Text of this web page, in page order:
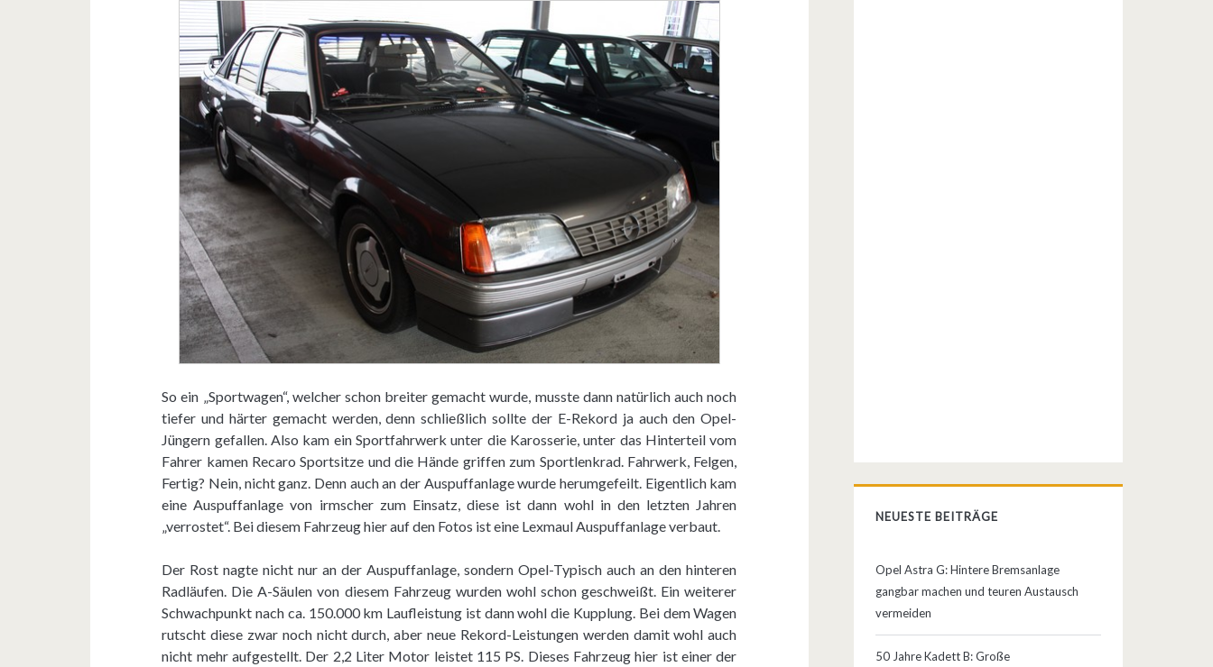
So ein „Sportwagen“, welcher schon breiter gemacht wurde, musste dann natürlich auch noch
tiefer und härter gemacht werden, denn schließlich sollte der E-Rekord ja auch den Opel-
Jüngern gefallen. Also kam ein Sportfahrwerk unter die Karosserie, unter das Hinterteil vom
Fahrer kamen Recaro Sportsitze und die Hände griffen zum Sportlenkrad. Fahrwerk, Felgen,
Fertig? Nein, nicht ganz. Denn auch an der Auspuffanlage wurde herumgefeilt. Eigentlich kam
eine Auspuffanlage von irmscher zum Einsatz, diese ist dann wohl in den letzten Jahren
„verrostet“. Bei diesem Fahrzeug hier auf den Fotos ist eine Lexmaul Auspuffanlage verbaut.
Der Rost nagte nicht nur an der Auspuffanlage, sondern Opel-Typisch auch an den hinteren
Radläufen. Die A-Säulen von diesem Fahrzeug wurden wohl schon geschweißt. Ein weiterer
Schwachpunkt nach ca. 150.000 km Laufleistung ist dann wohl die Kupplung. Bei dem Wagen
rutscht diese zwar noch nicht durch, aber neue Rekord-Leistungen werden damit wohl auch
nicht mehr aufgestellt. Der 2,2 Liter Motor leistet 115 PS. Dieses Fahrzeug hier ist einer der
NEUESTE BEITRÄGE
Opel Astra G: Hintere Bremsanlage
gangbar machen und teuren Austausch
vermeiden
50 Jahre Kadett B: Große